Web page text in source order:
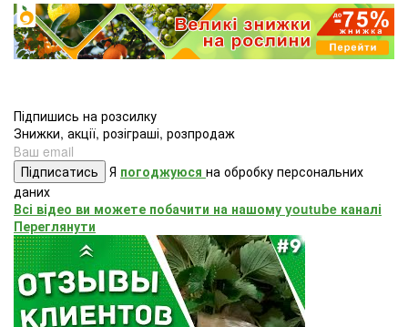
Підпишись на розсилку
Знижки, акції, розіграші, розпродаж
Підписатись Я погоджуюся на обробку персональних
даних
Всі відео ви можете побачити на нашому youtube каналі
Переглянути